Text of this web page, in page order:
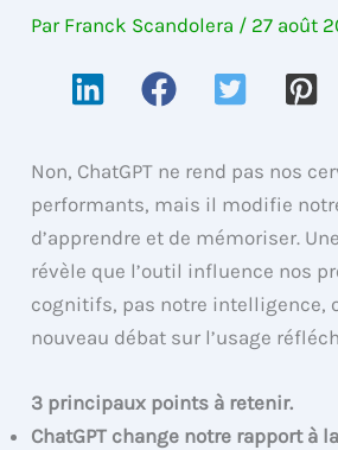
Par Franck Scandolera / 27 août
Non, ChatGPT ne rend pas nos
performants, mais il modifie
d’apprendre et de mémoriser.
révèle que l’outil influence nos
cognitifs, pas notre intelligence,
nouveau débat sur l’usage
3 principaux points à retenir.
ChatGPT change notre rapport à